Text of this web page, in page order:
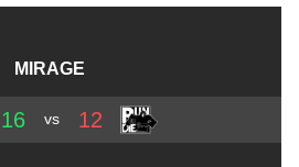
MIRAGE
16 vs 12